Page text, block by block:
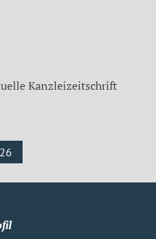
Kanzleizeitschrift